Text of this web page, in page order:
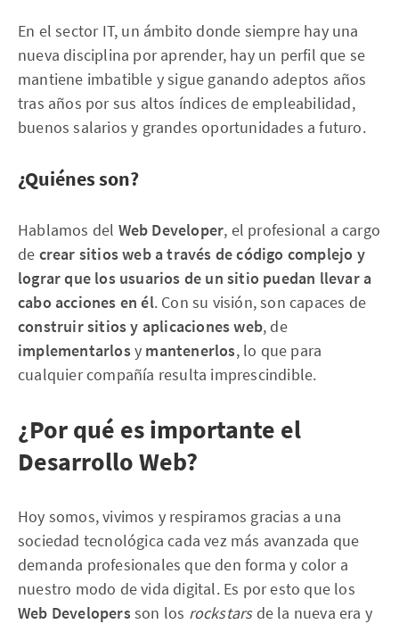
En el sector IT, un ámbito donde siempre hay una
nueva disciplina por aprender, hay un perfil que se
mantiene imbatible y sigue ganando adeptos años
tras años por sus altos índices de empleabilidad,
buenos salarios y grandes oportunidades a futuro.
¿Quiénes son?
Hablamos del Web Developer, el profesional a cargo
de crear sitios web a través de código complejo y
lograr que los usuarios de un sitio puedan llevar a
cabo acciones en él. Con su visión, son capaces de
construir sitios y aplicaciones web, de
implementarlosy mantenerlos, lo que para
cualquier compañía resulta imprescindible.
¿Por qué es importante el
Desarrollo Web?
Hoy somos, vivimos y respiramos gracias a una
sociedad tecnológica cada vez más avanzada que
demanda profesionales que den forma y color a
nuestro modo de vida digital. Es por esto que los
Web Developersson los rockstarsde la nueva era y